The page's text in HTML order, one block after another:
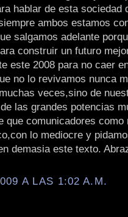
hablar de esta sociedad
ambos estamos
salgamos adelante
construir un futuro
este 2008 para no caer
no lo revivamos nunca
veces,sino de
las grandes potencias
que comunicadores como
lo mediocre y
demasia este texto.
A LAS 1:02 A.M.